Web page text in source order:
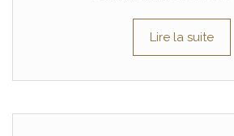
Lire la suite